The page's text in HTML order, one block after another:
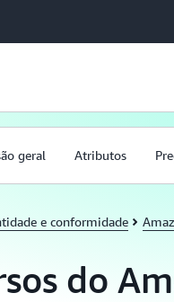
geral Atributos
e conformidade
do